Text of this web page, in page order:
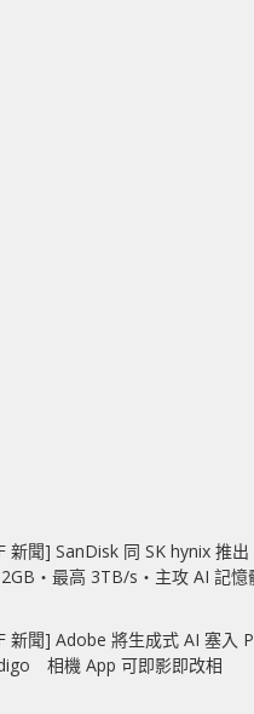
新聞] SanDisk 同 SK hynix 推
最高 3TB/s‧主攻 AI 記憶
新聞] Adobe 將生成式 AI 塞入
相機 App 可即影即改相